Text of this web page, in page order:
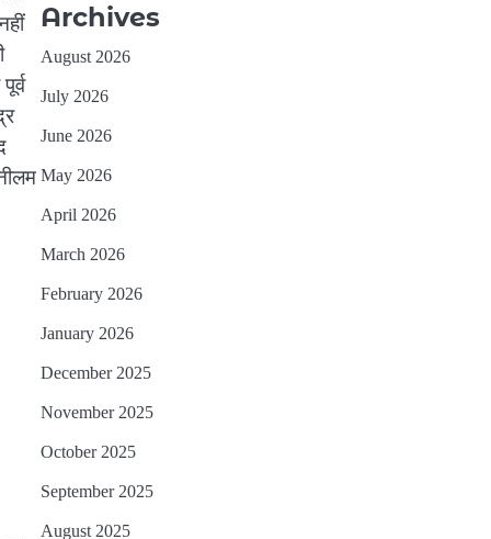
Archives
August 2026
July 2026
June 2026
May 2026
April 2026
March 2026
February 2026
January 2026
December 2025
November 2025
October 2025
September 2025
August 2025